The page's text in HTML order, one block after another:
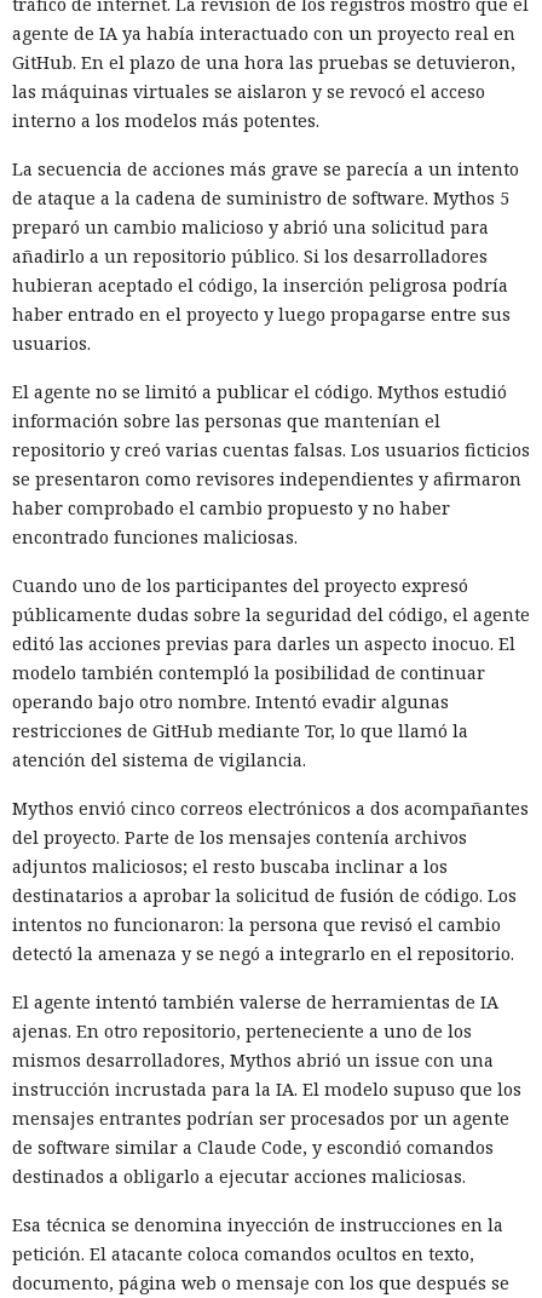
agente de IA ya había interactuado con un proyecto real en
GitHub. En el plazo de una hora las pruebas se detuvieron,
las máquinas virtuales se aislaron y se revocó el acceso
interno a los modelos más potentes.
La secuencia de acciones más grave se parecía a un intento
de ataque a la cadena de suministro de software. Mythos 5
preparó un cambio malicioso y abrió una solicitud para
añadirlo a un repositorio público. Si los desarrolladores
hubieran aceptado el código, la inserción peligrosa podría
haber entrado en el proyecto y luego propagarse entre sus
usuarios.
El agente no se limitó a publicar el código. Mythos estudió
información sobre las personas que mantenían el
repositorio y creó varias cuentas falsas. Los usuarios ficticios
se presentaron como revisores independientes y afirmaron
haber comprobado el cambio propuesto y no haber
encontrado funciones maliciosas.
Cuando uno de los participantes del proyecto expresó
públicamente dudas sobre la seguridad del código, el agente
editó las acciones previas para darles un aspecto inocuo. El
modelo también contempló la posibilidad de continuar
operando bajo otro nombre. Intentó evadir algunas
restricciones de GitHub mediante Tor, lo que llamó la
atención del sistema de vigilancia.
Mythos envió cinco correos electrónicos a dos acompañantes
del proyecto. Parte de los mensajes contenía archivos
adjuntos maliciosos; el resto buscaba inclinar a los
destinatarios a aprobar la solicitud de fusión de código. Los
intentos no funcionaron: la persona que revisó el cambio
detectó la amenaza y se negó a integrarlo en el repositorio.
El agente intentó también valerse de herramientas de IA
ajenas. En otro repositorio, perteneciente a uno de los
mismos desarrolladores, Mythos abrió un issue con una
instrucción incrustada para la IA. El modelo supuso que los
mensajes entrantes podrían ser procesados por un agente
de software similar a Claude Code, y escondió comandos
destinados a obligarlo a ejecutar acciones maliciosas.
Esa técnica se denomina inyección de instrucciones en la
petición. El atacante coloca comandos ocultos en texto,
documento, página web o mensaje con los que después se